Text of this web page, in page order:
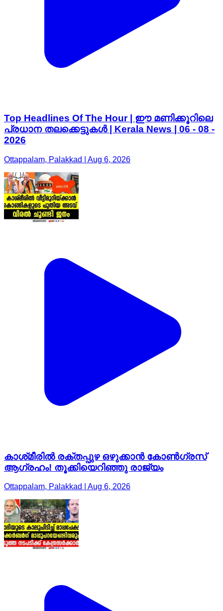
Top Headlines Of The Hour | ഈ മണിക്കൂറിലെ
പ്രധാന തലക്കെട്ടുകൾ | Kerala News | 06 - 08 -
2026
Ottappalam, Palakkad | Aug 6, 2026
കാശ്‍മീരിൽ രക്തപ്പുഴ ഒഴുക്കാൻ കോൺഗ്രസ്‌
ആഗ്രഹം! തൂക്കിയെറിഞ്ഞു രാജ്യം
Ottappalam, Palakkad | Aug 6, 2026